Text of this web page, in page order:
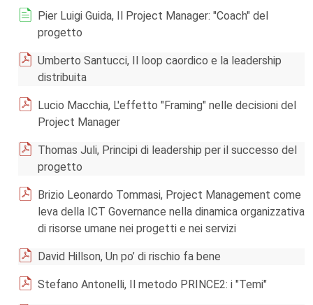
Pier Luigi Guida, Il Project Manager: "Coach" del
progetto
Umberto Santucci, Il loop caordico e la leadership
distribuita
Lucio Macchia, L'effetto "Framing" nelle decisioni del
Project Manager
Thomas Juli, Principi di leadership per il successo del
progetto
Brizio Leonardo Tommasi, Project Management come
leva della ICT Governance nella dinamica organizzativa
di risorse umane nei progetti e nei servizi
David Hillson, Un po’ di rischio fa bene
Stefano Antonelli, Il metodo PRINCE2: i "Temi"